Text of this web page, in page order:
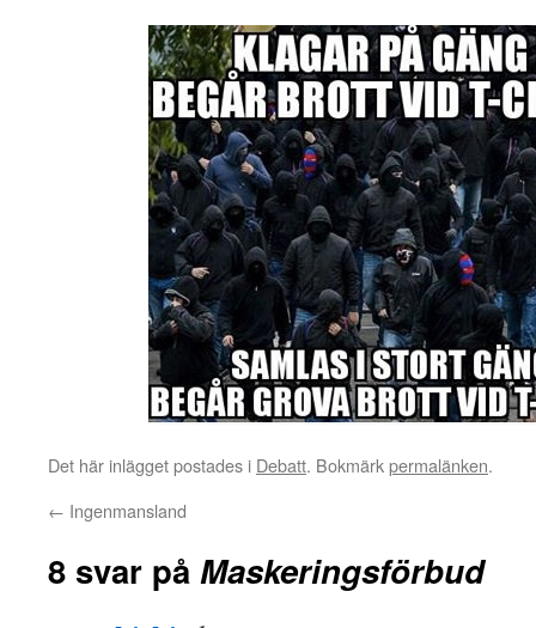
Det här inlägget postades i Debatt. Bokmärkpermalänken.
← Ingenmansland
8 svar på Maskeringsförbud